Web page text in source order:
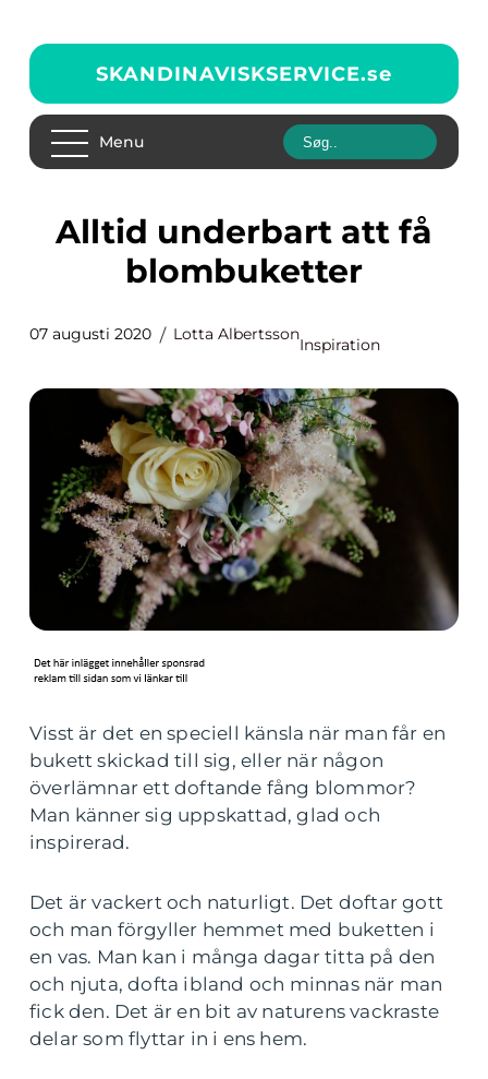
SKANDINAVISKSERVICE.se
Menu
Alltid underbart att få
blombuketter
07 augusti 2020 Lotta Albertsson
Inspiration
Visst är det en speciell känsla när man får en
bukett skickad till sig, eller när någon
överlämnar ett doftande fång blommor?
Man känner sig uppskattad, glad och
inspirerad.
Det är vackert och naturligt. Det doftar gott
och man förgyller hemmet med buketten i
en vas. Man kan i många dagar titta på den
och njuta, dofta ibland och minnas när man
fick den. Det är en bit av naturens vackraste
delar som flyttar in i ens hem.